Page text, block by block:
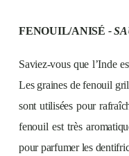
FENOUIL/ANISÉ -
Saviez-vous que l’Inde
Les graines de fenouil
sont utilisées pour
fenouil est très
pour parfumer les